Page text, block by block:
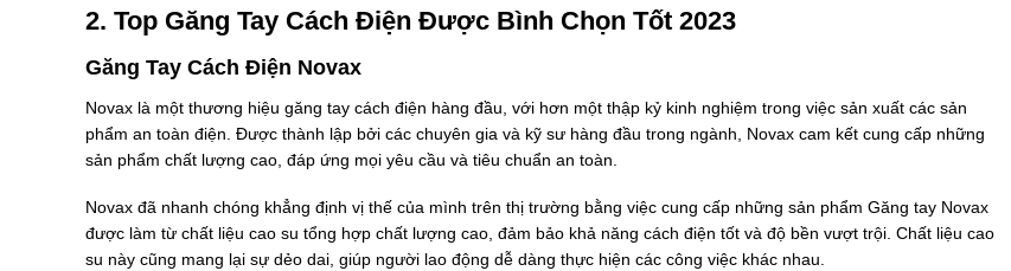
2. Top Găng Tay Cách Điện Được Bình Chọn Tốt 2023
Găng Tay Cách Điện Novax
Novax là một thương hiệu găng tay cách điện hàng đầu, với hơn một thập kỷ kinh nghiệm trong việc sản xuất các sản
phẩm an toàn điện. Được thành lập bởi các chuyên gia và kỹ sư hàng đầu trong ngành, Novax cam kết cung cấp những
sản phẩm chất lượng cao, đáp ứng mọi yêu cầu và tiêu chuẩn an toàn.
Novax đã nhanh chóng khẳng định vị thế của mình trên thị trường bằng việc cung cấp những sản phẩm Găng tay Novax
được làm từ chất liệu cao su tổng hợp chất lượng cao, đảm bảo khả năng cách điện tốt và độ bền vượt trội. Chất liệu cao
su này cũng mang lại sự dẻo dai, giúp người lao động dễ dàng thực hiện các công việc khác nhau.